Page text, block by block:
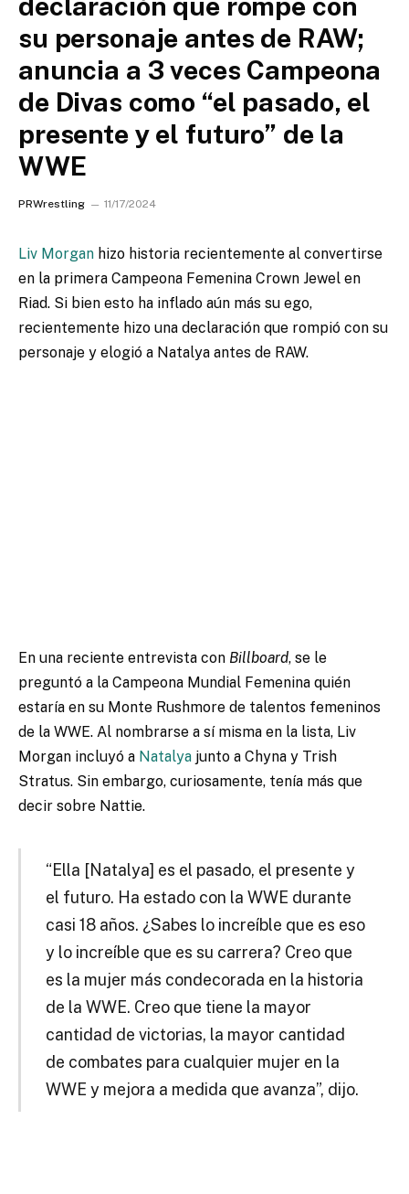
su personaje antes de RAW;
anuncia a 3 veces Campeona
de Divas como “el pasado, el
presente y el futuro” de la
WWE
PRWrestling 11/17/2024
Liv Morgan hizo historia recientemente al convertirse
en la primera Campeona Femenina Crown Jewel en
Riad. Si bien esto ha inflado aún más su ego,
recientemente hizo una declaración que rompió con su
personaje y elogió a Natalya antes de RAW.
En una reciente entrevista con Billboard, se le
preguntó a la Campeona Mundial Femenina quién
estaría en su Monte Rushmore de talentos femeninos
de la WWE. Al nombrarse a sí misma en la lista, Liv
Morgan incluyó a Natalya junto a Chyna y Trish
Stratus. Sin embargo, curiosamente, tenía más que
decir sobre Nattie.
“Ella [Natalya] es el pasado, el presente y
el futuro. Ha estado con la WWE durante
casi 18 años. ¿Sabes lo increíble que es eso
y lo increíble que es su carrera? Creo que
es la mujer más condecorada en la historia
de la WWE. Creo que tiene la mayor
cantidad de victorias, la mayor cantidad
de combates para cualquier mujer en la
WWE y mejora a medida que avanza”, dijo.